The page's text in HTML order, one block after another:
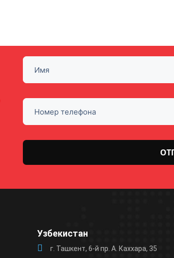
Узбекистан
г. Ташкент, 6-й пр. А. Каххара, 35